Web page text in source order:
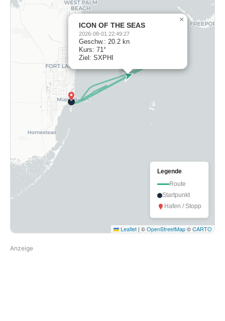
ICON OF THE SEAS
2026-08-01 22:49:27
Geschw.: 20.2 kn
Kurs: 71°
Ziel: SXPHI
×
Leaflet | ©OpenStreetMap©CARTO
Legende
Route
Startpunkt
Hafen / Stopp
Anzeige